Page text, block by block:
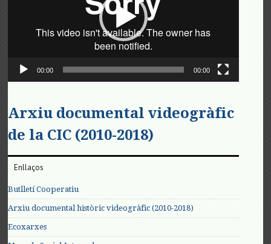
00:00 00:00
Arxiu documental videogràfic
de la CIC (2010-2018)
Enllaços
Butlletí Cooperatiu
Arxiu documental històric videogràfic (2010-2018)
Ecoxarxes